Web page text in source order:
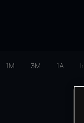
1M 3M 1A